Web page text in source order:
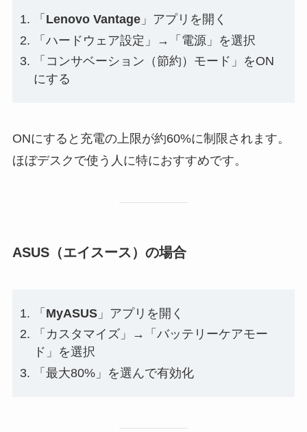
「 Lenovo Vantage 」アプリを開く
「ハードウェア設定」→「電源」を選択
「コンサベーション（節約）モード」をON
にする
ONにすると充電の上限が約60%に制限されます。
ほぼデスクで使う人に特におすすめです。
ASUS（エイスース）の場合
「 MyASUS 」アプリを開く
「カスタマイズ」→「バッテリーケアモー
ド」を選択
「最大80%」を選んで有効化